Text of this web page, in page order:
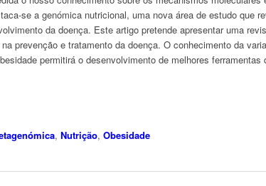
se a genómica nutricional, uma nova área de estudo que
da doença. Este artigo pretende apresentar uma
prevenção e tratamento da doença. O conhecimento da
permitirá o desenvolvimento de melhores
, Nutrição, Obesidade